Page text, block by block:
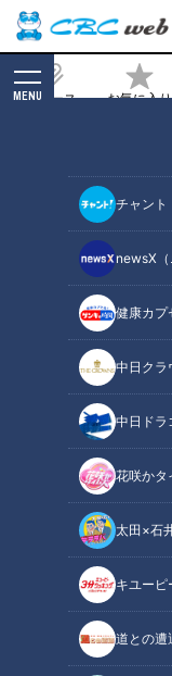
ニュース お気に入り
MENU
チャント
newsX（
健康カプ
中日クラ
中日ドラ
花咲かタ
太田×石
キユーピ
道との遭
下道で一周
2026/05/22 21:00
道との遭遇
「道との遭
軽トラ女子・三田